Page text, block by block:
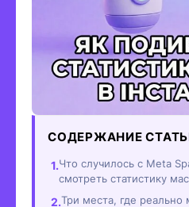
СОДЕРЖАНИЕ
Что случилось с Meta
смотреть статистику
Три места, где